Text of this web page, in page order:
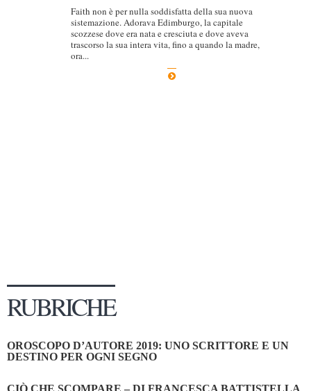
Tabù Festival 2014
A Tutto Volume
Marketing
Faith non è per nulla soddisfatta della sua nuova
sistemazione. Adorava Edimburgo, la capitale
scozzese dove era nata e cresciuta e dove aveva
trascorso la sua intera vita, fino a quando la madre,
ora...
RUBRICHE
OROSCOPO D’AUTORE 2019: UNO SCRITTORE E UN
DESTINO PER OGNI SEGNO
CIÒ CHE SCOMPARE – DI FRANCESCA BATTISTELLA